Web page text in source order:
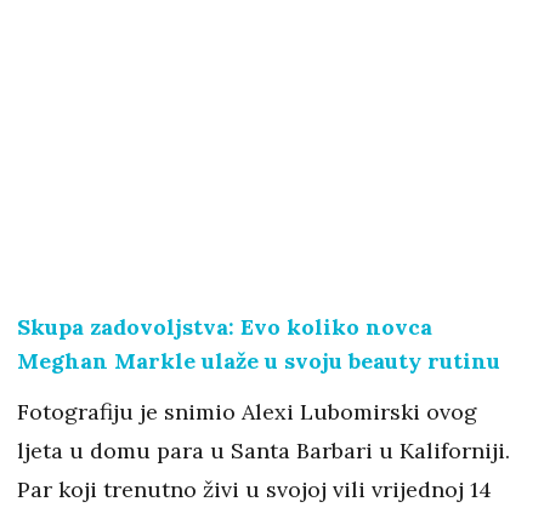
Skupa zadovoljstva: Evo koliko novca
Meghan Markle ulaže u svoju beauty rutinu
Fotografiju je snimio Alexi Lubomirski ovog
ljeta u domu para u Santa Barbari u Kaliforniji.
Par koji trenutno živi u svojoj vili vrijednoj 14